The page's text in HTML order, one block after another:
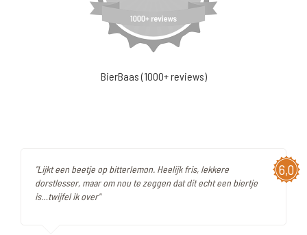
BierBaas (1000+ reviews)
6,0
"Lijkt een beetje op bitterlemon. Heelijk fris, lekkere
dorstlesser, maar om nou te zeggen dat dit echt een biertje
is…twijfel ik over"